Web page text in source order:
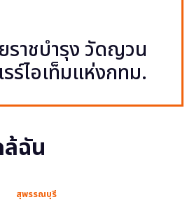
ราชบำรุง วัดญวน
ร์ไอเท็มแห่งกทม.
ฉัน
สุพรรณบุรี